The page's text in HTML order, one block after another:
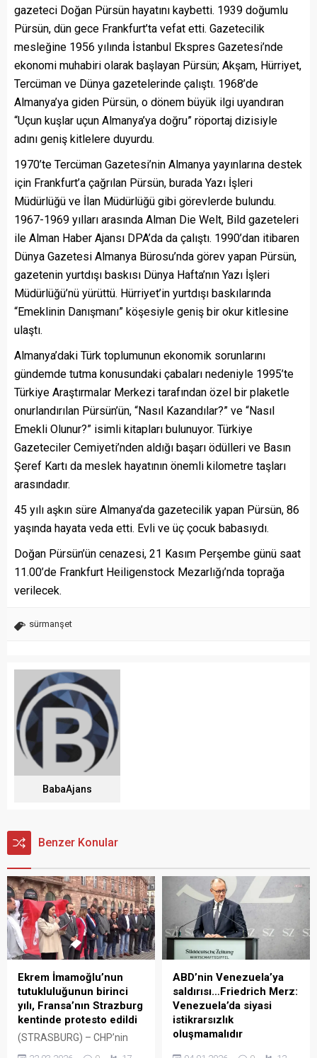
gazeteci Doğan Pürsün hayatını kaybetti. 1939 doğumlu
Pürsün, dün gece Frankfurt’ta vefat etti. Gazetecilik
mesleğine 1956 yılında İstanbul Ekspres Gazetesi’nde
ekonomi muhabiri olarak başlayan Pürsün; Akşam, Hürriyet,
Tercüman ve Dünya gazetelerinde çalıştı. 1968’de
Almanya’ya giden Pürsün, o dönem büyük ilgi uyandıran
“Uçun kuşlar uçun Almanya’ya doğru” röportaj dizisiyle
adını geniş kitlelere duyurdu.
1970’te Tercüman Gazetesi’nin Almanya yayınlarına destek
için Frankfurt’a çağrılan Pürsün, burada Yazı İşleri
Müdürlüğü ve İlan Müdürlüğü gibi görevlerde bulundu.
1967-1969 yılları arasında Alman Die Welt, Bild gazeteleri
ile Alman Haber Ajansı DPA’da da çalıştı. 1990’dan itibaren
Dünya Gazetesi Almanya Bürosu’nda görev yapan Pürsün,
gazetenin yurtdışı baskısı Dünya Hafta’nın Yazı İşleri
Müdürlüğü’nü yürüttü. Hürriyet’in yurtdışı baskılarında
“Emeklinin Danışmanı” köşesiyle geniş bir okur kitlesine
ulaştı.
Almanya’daki Türk toplumunun ekonomik sorunlarını
gündemde tutma konusundaki çabaları nedeniyle 1995’te
Türkiye Araştırmalar Merkezi tarafından özel bir plaketle
onurlandırılan Pürsün’ün, “Nasıl Kazandılar?” ve “Nasıl
Emekli Olunur?” isimli kitapları bulunuyor. Türkiye
Gazeteciler Cemiyeti’nden aldığı başarı ödülleri ve Basın
Şeref Kartı da meslek hayatının önemli kilometre taşları
arasındadır.
45 yılı aşkın süre Almanya’da gazetecilik yapan Pürsün, 86
yaşında hayata veda etti. Evli ve üç çocuk babasıydı.
Doğan Pürsün’ün cenazesi, 21 Kasım Perşembe günü saat
11.00’de Frankfurt Heiligenstock Mezarlığı’nda toprağa
verilecek.
sürmanşet
BabaAjans
Benzer Konular
Ekrem İmamoğlu’nun
tutukluluğunun birinci
yılı, Fransa’nın Strazburg
kentinde protesto edildi
(STRASBURG) – CHP’nin
ABD’nin Venezuela’ya
saldırısı…Friedrich Merz:
Venezuela’da siyasi
istikrarsızlık
oluşmamalıdır